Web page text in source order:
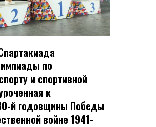
по
и спортивной
к
й годовщины Победы
войне 1941-